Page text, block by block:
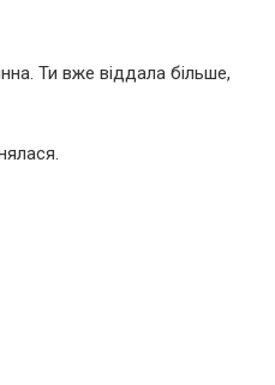
Ти вже віддала більше,